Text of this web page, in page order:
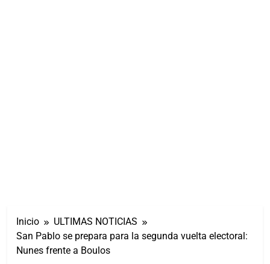
Inicio
ULTIMAS NOTICIAS
San Pablo se prepara para la segunda vuelta electoral:
Nunes frente a Boulos